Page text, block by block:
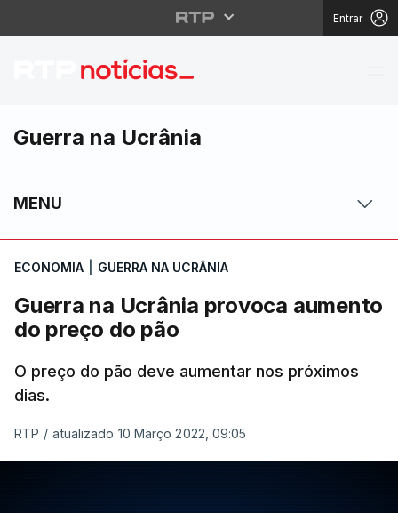
Entrar
Guerra na Ucrânia
Guerra na Ucrânia
MENU
ECONOMIA GUERRA NA UCRÂNIA
Guerra na Ucrânia provoca aumento
do preço do pão
O preço do pão deve aumentar nos próximos
dias.
RTP / atualizado 10 Março 2022, 09:05